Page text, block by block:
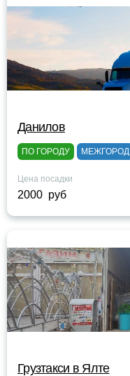
Данилов
ПО ГОРОДУ МЕЖГОРОД
Цена посадки
2000 руб
Грузтакси в Ялте